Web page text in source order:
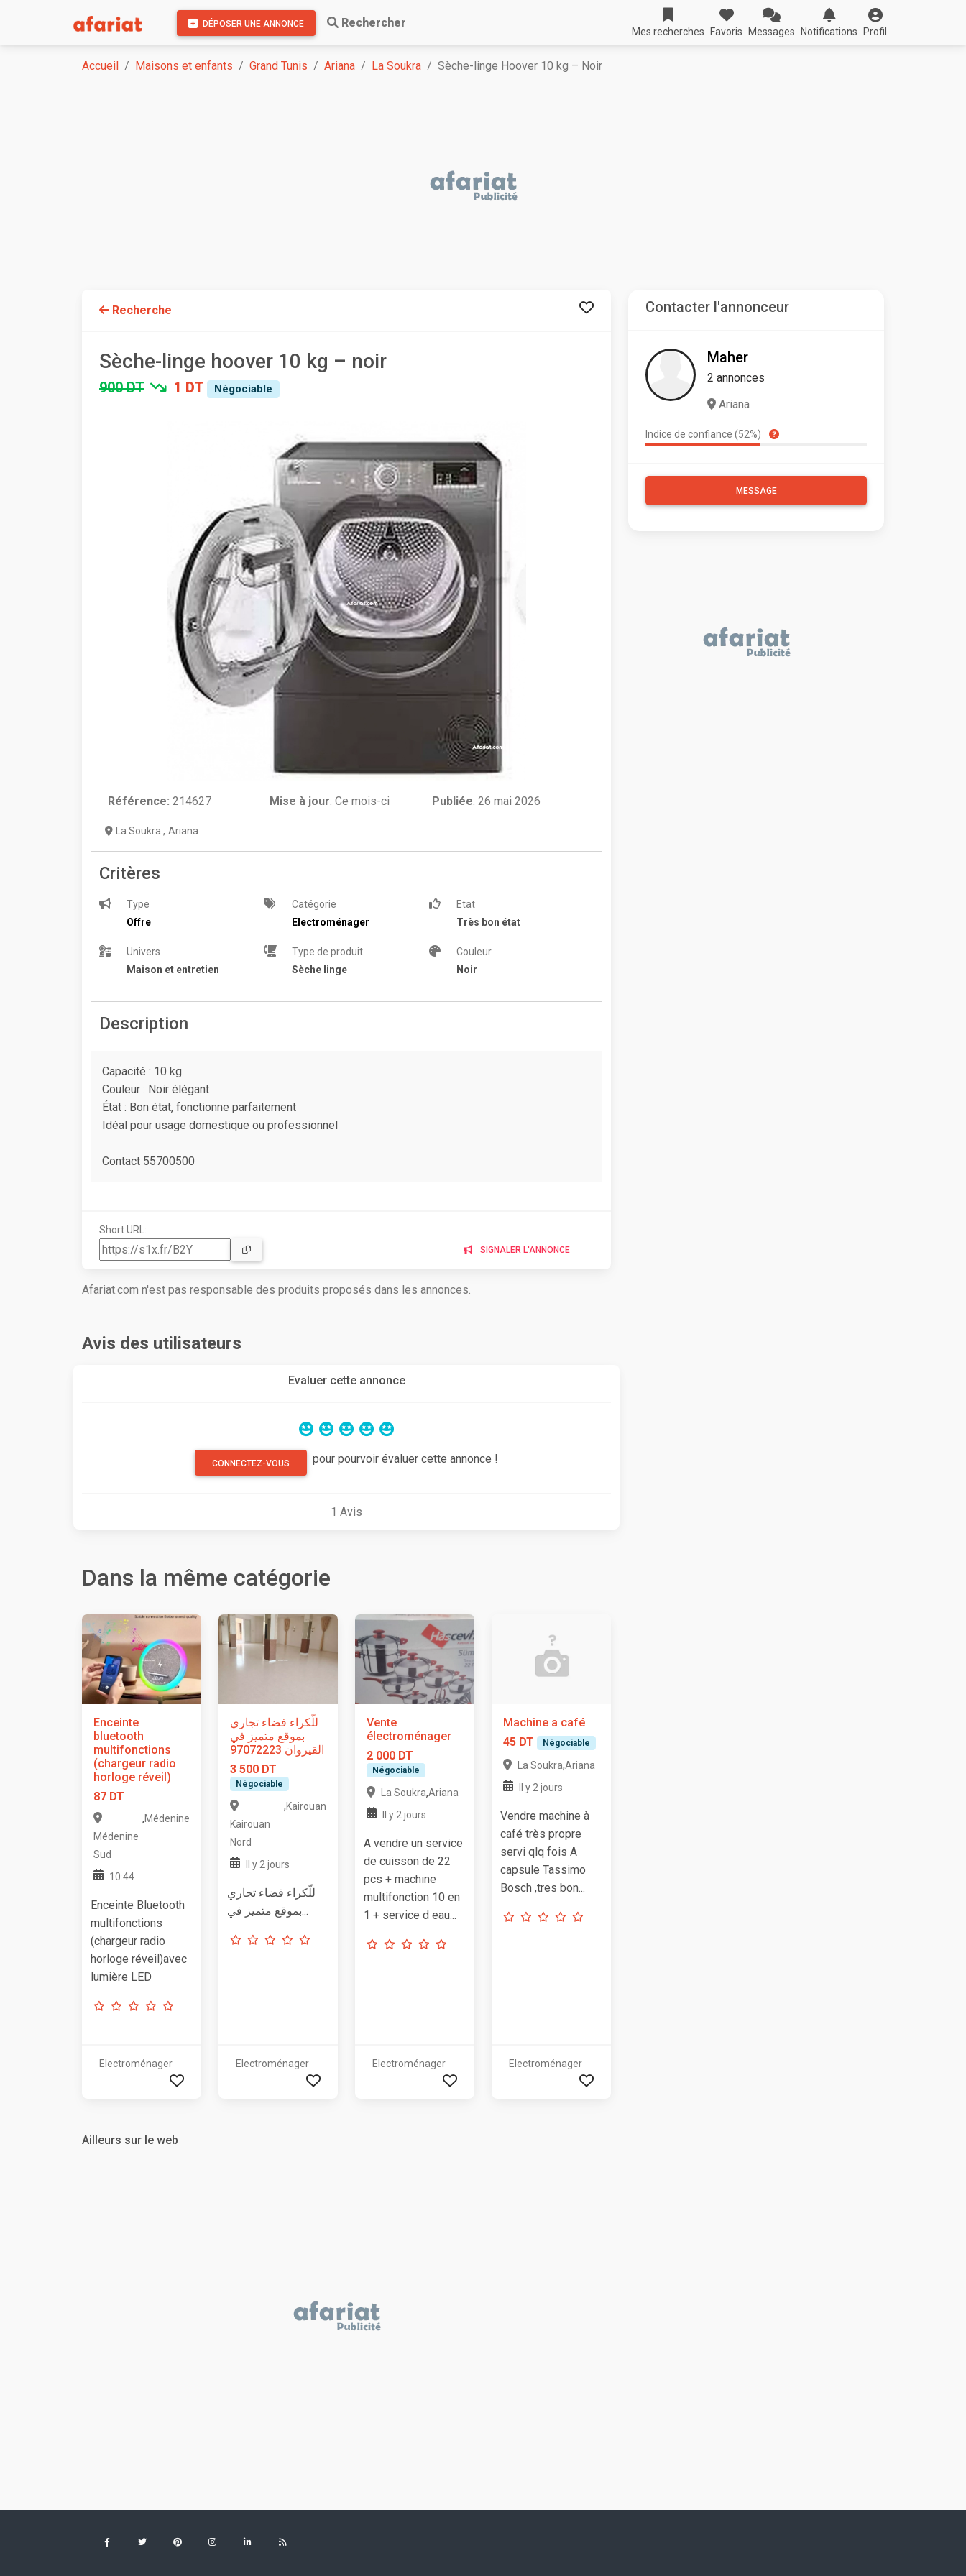
DÉPOSER UNE ANNONCE Rechercher
Mes recherches Favoris Messages Notifications Profil
Accueil Maisons et enfants Grand Tunis Ariana La Soukra Sèche-linge Hoover 10 kg – Noir
Recherche
Sèche-linge hoover 10 kg – noir
900 DT 1 DT Négociable
Référence: 214627 Mise à jour:Ce mois-ci Publiée: 26 mai 2026
La Soukra , Ariana
Critères
Type
Offre
Catégorie
Electroménager
Etat
Très bon état
Univers
Maison et entretien
Type de produit
Sèche linge
Couleur
Noir
Description
Capacité : 10 kg
Couleur : Noir élégant
État : Bon état, fonctionne parfaitement
Idéal pour usage domestique ou professionnel
Contact 55700500
Short URL:
SIGNALER L'ANNONCE
Afariat.com n'est pas responsable des produits proposés dans les annonces.
Avis des utilisateurs
Evaluer cette annonce
CONNECTEZ-VOUS pour pourvoir évaluer cette annonce !
1 Avis
Dans la même catégorie
Enceinte
bluetooth
multifonctions
(chargeur radio
horloge réveil)
87 DT
Médenine
Sud
,Médenine
10:44
Enceinte Bluetooth
multifonctions
(chargeur radio
horloge réveil)avec
lumière LED
Electroménager
للّكراء فضاء تجاري
بموقع متميز في
القيروان 97072223
3 500 DT
Négociable
Kairouan
Nord
,Kairouan
Il y 2 jours
للّكراء فضاء تجاري
بموقع متميز في...
Electroménager
Vente
électroménager
2 000 DT
Négociable
La Soukra,Ariana
Il y 2 jours
A vendre un service
de cuisson de 22
pcs + machine
multifonction 10 en
1 + service d eau...
Electroménager
Machine a café
45 DT
Négociable
La Soukra,Ariana
Il y 2 jours
Vendre machine à
café très propre
servi qlq fois A
capsule Tassimo
Bosch ,tres bon...
Electroménager
Ailleurs sur le web
Contacter l'annonceur
Maher
2 annonces
Ariana
Indice de confiance (52%)
MESSAGE